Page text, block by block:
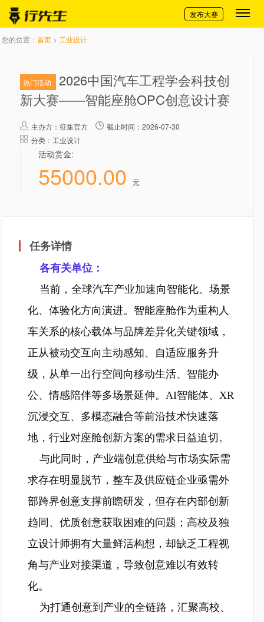
切换导航
发布大赛
您的位置： 首页 > 工业设计
热门活动
2026中国汽车工程学会科技创
新大赛——智能座舱OPC创意设计赛
主办方： 征集官方
截止时间：2026-07-30
分类：工业设计
活动赏金:
55000.00 元
任务详情
各有关单位：
当前，全球汽车产业加速向智能化、场景
化、体验化方向演进。智能座舱作为重构人
车关系的核心载体与品牌差异化关键领域，
正从被动交互向主动感知、自适应服务升
级，从单一出行空间向移动生活、智能办
公、情感陪伴等多场景延伸。AI智能体、XR
沉浸交互、多模态融合等前沿技术快速落
地，行业对座舱创新方案的需求日益迫切。
与此同时，产业端创意供给与市场实际需
求存在明显脱节，整车及供应链企业亟需外
部跨界创意支撑前瞻研发，但存在内部创新
趋同、优质创意获取困难的问题；高校及独
立设计师拥有大量鲜活构想，却缺乏工程视
角与产业对接渠道，导致创意难以有效转
化。
为打通创意到产业的全链路，汇聚高校、